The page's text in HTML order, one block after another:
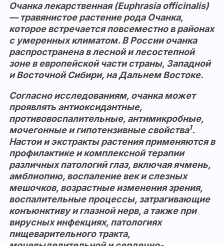
Очанка лекарственная (Euphrasia officinalis)
— травянистое растение рода Очанка,
которое встречается повсеместно в районах
с умеренных климатом. В России очанка
распространена в лесной и лесостепной
зоне в европейской части страны, Западной
и Восточной Сибири, на Дальнем Востоке.
Согласно исследованиям, очанка может
проявлять антиоксидантные,
противовоспалительные, антимикробные,
мочегонные и гипотензивные свойства1.
Настои и экстракты растения применяются в
профилактике и комплексной терапии
различных патологий глаз, включая ячмень,
амблиопию, воспаление век и слезных
мешочков, возрастные изменения зрения,
воспалительные процессы, затрагивающие
конъюнктиву и глазной нерв, а также при
вирусных инфекциях, патологиях
пищеварительного тракта,